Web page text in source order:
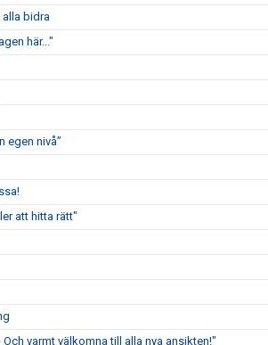
bidra
här..."
egen nivå”
att hitta rätt"
varmt välkomna till alla nya ansikten!"